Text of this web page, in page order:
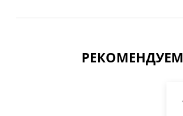
РЕКОМЕНДУЕМ